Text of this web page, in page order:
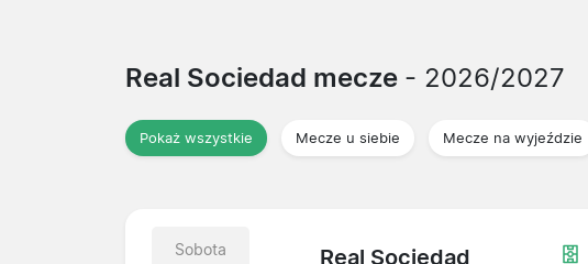
Real Sociedad mecze - 2026/2027
Pokaż wszystkie Mecze u siebie Mecze na wyjeździe
Sobota
Real Sociedad